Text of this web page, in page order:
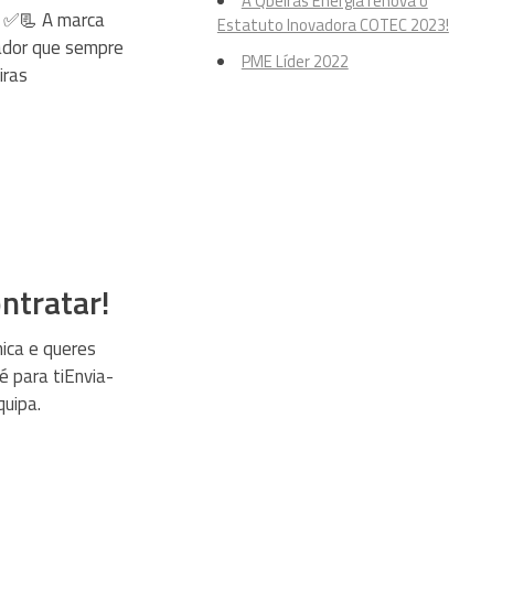
A marca
que sempre
e queres
para tiEnvia-
Estatuto Inovadora COTEC 2023!
PME Líder 2022